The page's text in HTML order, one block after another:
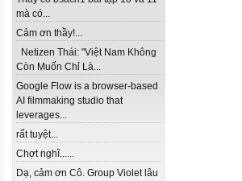
mà có...
Cảm ơn thầy!...
Netizen Thái: "Việt Nam Không
Còn Muốn Chỉ Là...
Google Flow is a browser-based
AI filmmaking studio that
leverages...
rất tuyệt...
Chợt nghĩ......
Dạ, cảm ơn Cô. Group Violet lâu